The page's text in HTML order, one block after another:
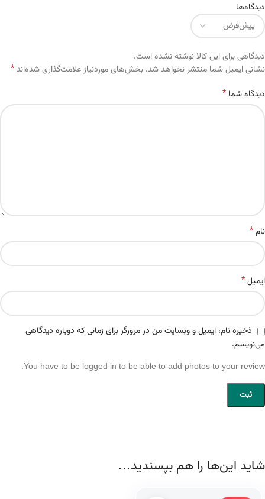
دیدگاه‌ها
دیدگاهی برای این کالا نوشته نشده است.
نشانی ایمیل شما منتشر نخواهد شد. بخش‌های موردنیاز علامت‌گذاری شده‌اند*
دیدگاه شما *
نام*
ایمیل*
ذخیره نام، ایمیل و وبسایت من در مرورگر برای زمانی که دوباره دیدگاهی
می‌نویسم.
You have to be logged in to be able to add photos to your review.
Alternative:
شاید این‌ها را هم بپسندید…